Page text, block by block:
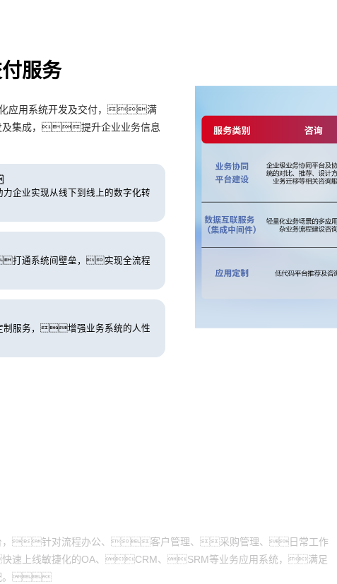
服务
化应用系统开发及交付，满
及集成，提升企业业务信息
企业实现从线下到线上的数字化转
打通系统间壁垒，实现全流程
制服务，增强业务系统的人性
台，针对流程办公、客户管理、采购管理、日常工作
速上线敏捷化的OA、CRM、SRM等业务应用系统，满足
配。